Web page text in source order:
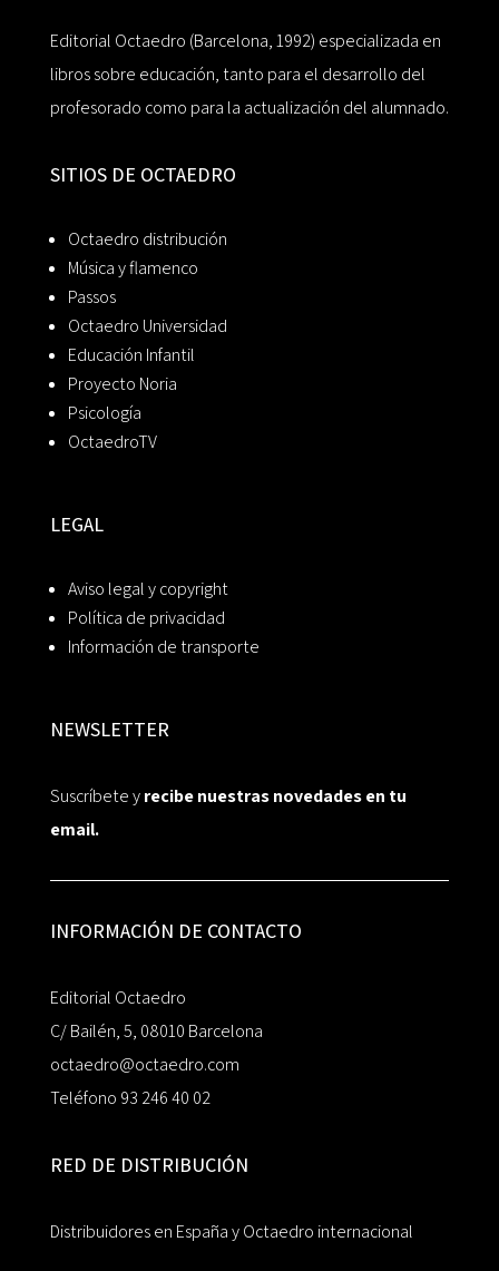
Editorial Octaedro (Barcelona, 1992) especializada en
libros sobre educación, tanto para el desarrollo del
profesorado como para la actualización del alumnado.
SITIOS DE OCTAEDRO
Octaedro distribución
Música y flamenco
Passos
Octaedro Universidad
Educación Infantil
Proyecto Noria
Psicología
OctaedroTV
LEGAL
Aviso legal y copyright
Política de privacidad
Información de transporte
NEWSLETTER
Suscríbete yrecibe nuestras novedades en tu
email.
INFORMACIÓN DE CONTACTO
Editorial Octaedro
C/ Bailén, 5, 08010 Barcelona
octaedro@octaedro.com
Teléfono 93 246 40 02
RED DE DISTRIBUCIÓN
Distribuidores en España y Octaedro internacional